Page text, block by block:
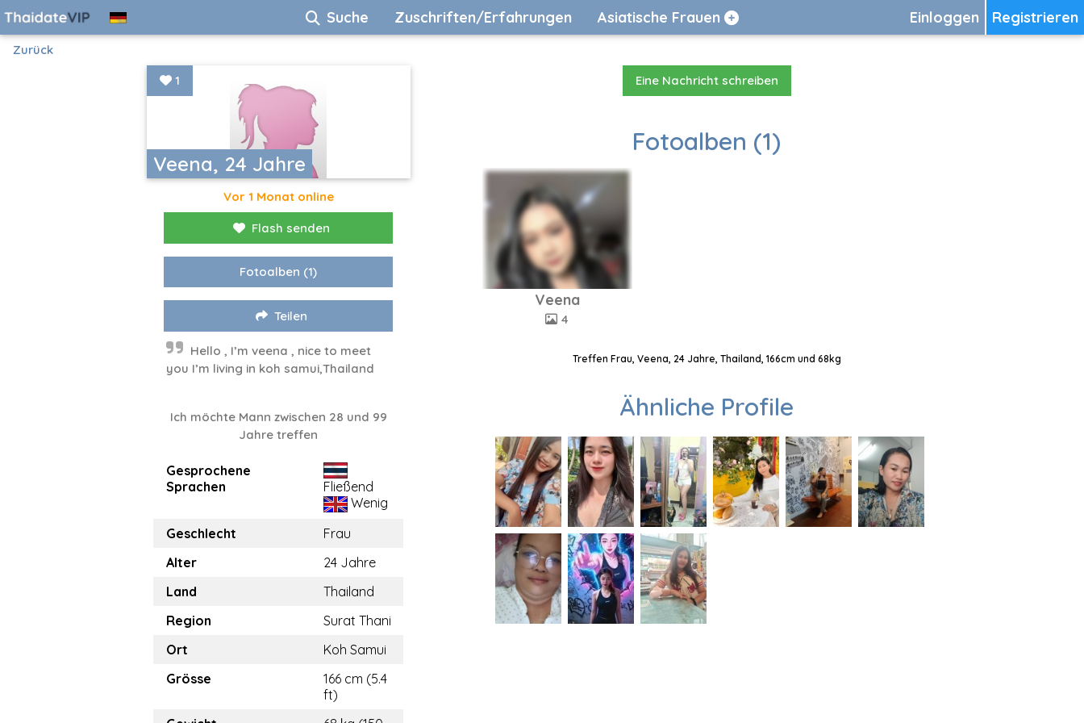
Registrieren
Einloggen
Suche Zuschriften/Erfahrungen Asiatische Frauen
Zurück
Veena, 24 Jahre
1
Vor 1 Monat online
Flash senden
Fotoalben (1)
Teilen
Hello , I’m veena , nice to meet
you I’m living in koh samui,Thailand
Ich möchte Mann zwischen 28 und 99
Jahre treffen
Gesprochene
Sprachen
Fließend
Wenig
Geschlecht
Frau
Alter
24 Jahre
Land
Thailand
Region
Surat Thani
Ort
Koh Samui
Grösse
166 cm (5.4
ft)
Eine Nachricht schreiben
Fotoalben (1)
Veena
4
Treffen Frau, Veena, 24 Jahre, Thailand, 166cm und 68kg
Ähnliche Profile